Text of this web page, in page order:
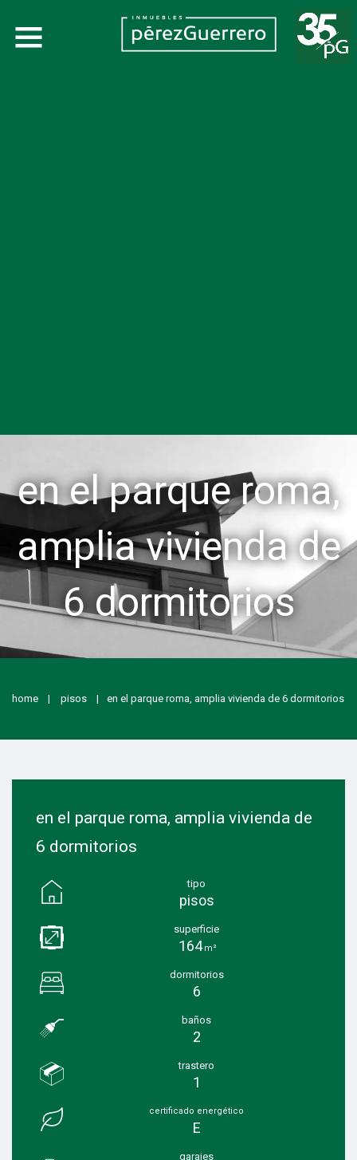
en el parque roma,
amplia vivienda de
6 dormitorios
home pisos en el parque roma, amplia vivienda de 6 dormitorios
en el parque roma, amplia vivienda de
6 dormitorios
tipo
pisos
superficie
164 m²
dormitorios
6
baños
2
trastero
1
certificado energético
E
garajes